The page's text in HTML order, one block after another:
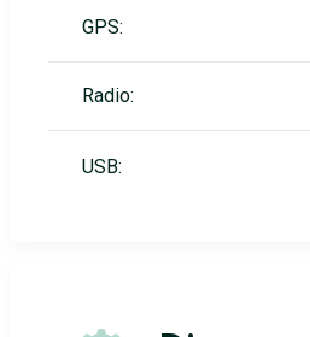
GPS:
Radio:
USB: